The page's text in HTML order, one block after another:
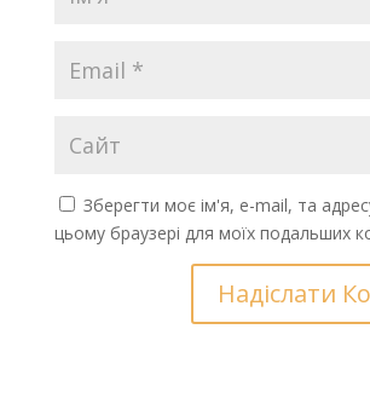
Зберегти моє ім'я, e-mail, та
цьому браузері для моїх подальших